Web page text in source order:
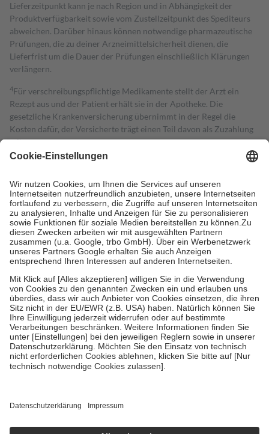
Lieferzeitpunkt kann je nach Region und in Abhängigkeit der
Produktverfügbarkeit sowie vom Zustellzeitpunkt des Spediteurs
abweichen. Darüber hinaus können notwendige pharmazeutische
Prüfungen, die zu deiner Arzneimittelsicherheit dienen, die
Lieferfrist um die Dauer der Prüfungen einschließlich Klärungen
verlängern.
4Für verschreibungspflichtige Medikamente stellt der Arzt ein
Rezept aus und der Patient erhält sie in der Apotheke. Die
gesetzliche Krankenversicherung übernimmt in der Regel die
Kosten dafür, der Versicherte trägt einen Teil davon als Zuzahlung
mit.
Grundsätzlich leisten Mitglieder Zuzahlungen in Höhe von zehn
höchstens zehn Euro.
Es sind jedoch nie mehr als die tatsächlichen
Kosten der Leistung zu entrichten.
Diese Regeln gelten grundsätzlich auch für Online-Apotheken.
Bei Heilmitteln und häuslicher Krankenpflege beträgt die
Zuzahlung zehn Prozent der Kosten sowie zehn Euro je
Verordnung.
Um das Engagement der Versicherten für ihre eigene Gesundheit zu
stärken und die besondere Stellung der Familie zu unterstützen,
fallenkeine Zuzahlungenan bei:
• Kindern und Jugendlichen bis zum vollendeten 18. Lebensjahr
mit Ausnahme der Fahrkosten
• Untersuchungen zur Vorsorge und Früherkennung, die von der
GKV getragen werden
• empfohlenen Schutzimpfungen
• Harn- und Blutteststreifen
getroffen, um sicherzustellen, dass es sich um echte Bewertungen
https://help.etrusted.com/hc/de/articles/4419944605341